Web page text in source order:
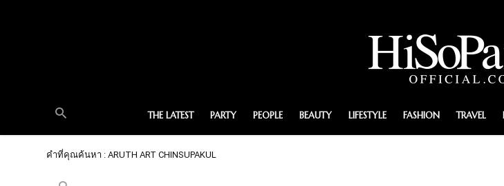
THE LATEST PARTY PEOPLE BEAUTY LIFESTYLE FASHION TRAVEL
คำที่คุณค้นหา : ARUTH ART CHINSUPAKUL